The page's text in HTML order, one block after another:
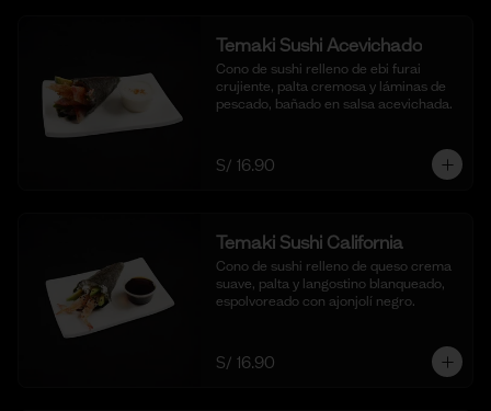
Temaki Sushi Acevichado
Cono de sushi relleno de ebi furai
crujiente, palta cremosa y láminas de
pescado, bañado en salsa acevichada.
S/ 16.90
Temaki Sushi California
Cono de sushi relleno de queso crema
suave, palta y langostino blanqueado,
espolvoreado con ajonjolí negro.
S/ 16.90